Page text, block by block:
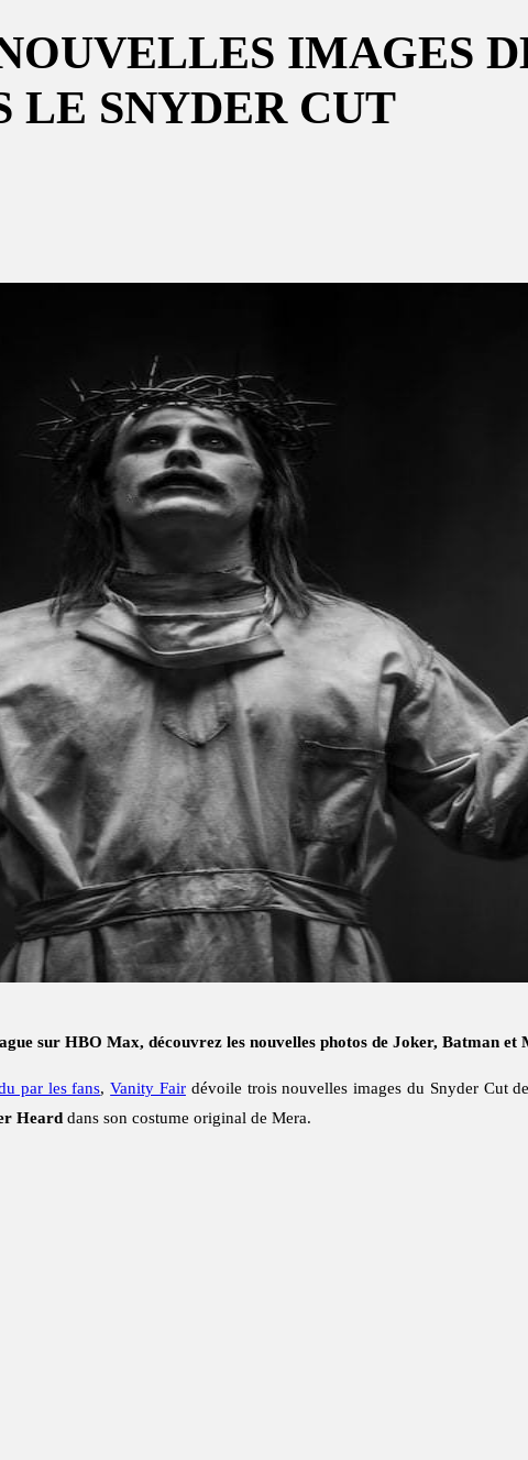
IMAGES
LE SNYDER CUT
sur HBO Max, découvrez les nouvelles photos de Joker, Batman et
par les fans,Vanity Fairdévoile trois nouvelles images du Snyder Cut
Heard dans son costume original de Mera.